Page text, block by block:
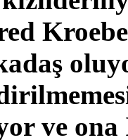
ve